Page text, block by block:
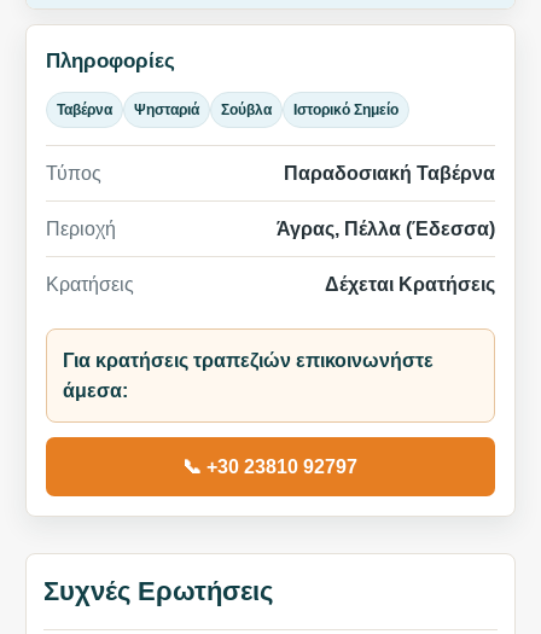
Πληροφορίες
Ταβέρνα Ψησταριά Σούβλα Ιστορικό Σημείο
Τύπος Παραδοσιακή Ταβέρνα
Περιοχή Άγρας, Πέλλα (Έδεσσα)
Κρατήσεις Δέχεται Κρατήσεις
Για κρατήσεις τραπεζιών επικοινωνήστε
άμεσα:
📞 +30 23810 92797
Συχνές Ερωτήσεις